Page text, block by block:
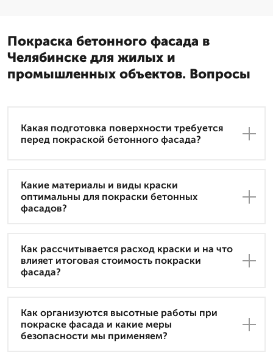
Покраска бетонного фасада в
Челябинске для жилых и
промышленных объектов. Вопросы
Какая подготовка поверхности требуется
перед покраской бетонного фасада?
Какие материалы и виды краски
оптимальны для покраски бетонных
фасадов?
Как рассчитывается расход краски и на что
влияет итоговая стоимость покраски
фасада?
Как организуются высотные работы при
покраске фасада и какие меры
безопасности мы применяем?